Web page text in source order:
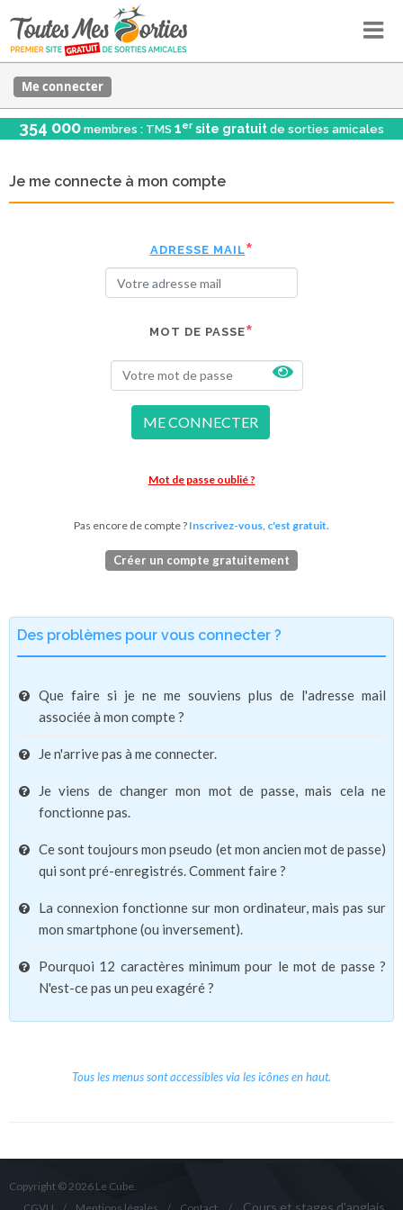
Me connecter
354 000 membres : TMS 1er site gratuit de sorties amicales
Je me connecte à mon compte
ADRESSE MAIL
MOT DE PASSE
ME CONNECTER
Mot de passe oublié ?
Pas encore de compte ? Inscrivez-vous, c'est gratuit.
Créer un compte gratuitement
Des problèmes pour vous connecter ?
Que faire si je ne me souviens plus de l'adresse mail
associée à mon compte ?
Je n'arrive pas à me connecter.
Je viens de changer mon mot de passe, mais cela ne
fonctionne pas.
Ce sont toujours mon pseudo (et mon ancien mot de passe)
qui sont pré-enregistrés. Comment faire ?
La connexion fonctionne sur mon ordinateur, mais pas sur
mon smartphone (ou inversement).
Pourquoi 12 caractères minimum pour le mot de passe ?
N'est-ce pas un peu exagéré ?
Tous les menus sont accessibles via les icônes en haut.
Copyright © 2026 Le Cube.
Cours et stages d'anglais